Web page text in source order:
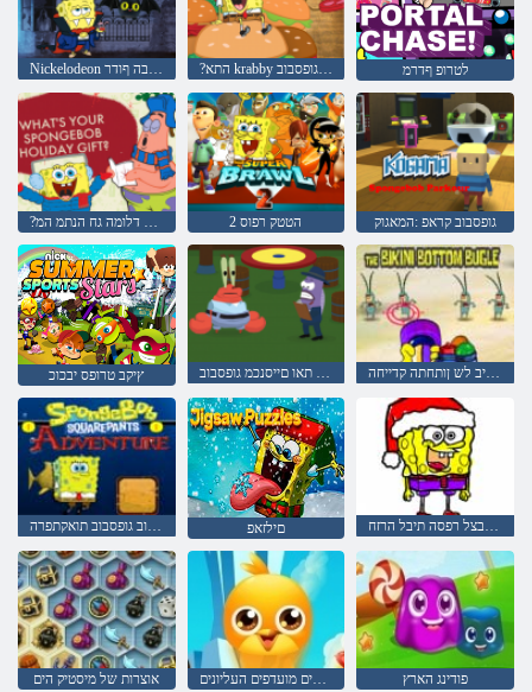
Nickelodeon הנוב תיבה ףודר ?התא krabby יטפ הזיא עבורמ גופסבוב לטרופ ףדרמ
?גופסבוב ךלש דלומה גח הנתמ המ 2 הטטק רפוס גופסבוב קראפ :המאגוק
ץיקב טרופס יבכוכ שפר לש םיעישומה תאו םייסנכמ גופסבוב יניקיב לש ןותחתה קדייחה
גופסבוב גופסבוב תואקתפרה םילזאפ העיבצל רפסה תיבל הרזח
אוצרות של מיסטיק הים חברים מועדפים העליונים פודינג הארץ